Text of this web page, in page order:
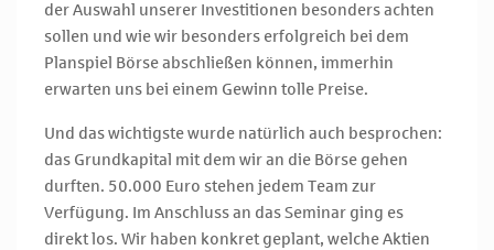
der Auswahl unserer Investitionen besonders achten
sollen und wie wir besonders erfolgreich bei dem
Planspiel Börse abschließen können, immerhin
erwarten uns bei einem Gewinn tolle Preise.
Und das wichtigste wurde natürlich auch besprochen:
das Grundkapital mit dem wir an die Börse gehen
durften. 50.000 Euro stehen jedem Team zur
Verfügung. Im Anschluss an das Seminar ging es
direkt los. Wir haben konkret geplant, welche Aktien